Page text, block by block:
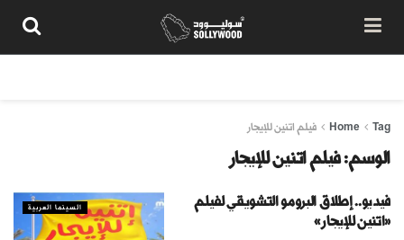
Home Tag فيلم اتنين للإيجار
الوسم:فيلم اتنين للإيجار
السينما العربية
فيديو.. إطلاق البرومو التشويقي لفيلم
«اتنين للإيجار»